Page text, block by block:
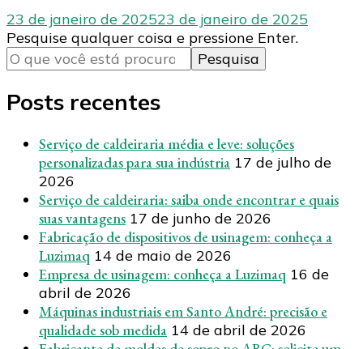
23 de janeiro de 202523 de janeiro de 2025
Procurando
algo?
Pesquise qualquer coisa e pressione Enter.
Posts recentes
Serviço de caldeiraria média e leve: soluções
personalizadas para sua indústria 17 de julho de
2026
Serviço de caldeiraria: saiba onde encontrar e quais
suas vantagens 17 de junho de 2026
Fabricação de dispositivos de usinagem: conheça a
Luzimaq 14 de maio de 2026
Empresa de usinagem: conheça a Luzimaq 16 de
abril de 2026
Máquinas industriais em Santo André: precisão e
qualidade sob medida 14 de abril de 2026